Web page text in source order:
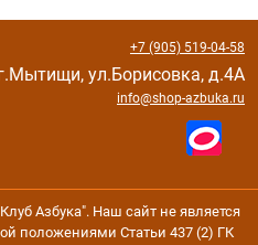
+7 (905) 519-04-58
ул.Борисовка, д.4А
info@shop-azbuka.ru
Азбука". Наш сайт не является
положениями Статьи 437 (2) ГК